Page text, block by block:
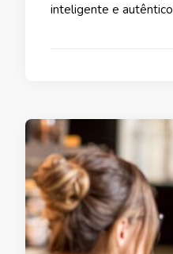
inteligente e autêntico